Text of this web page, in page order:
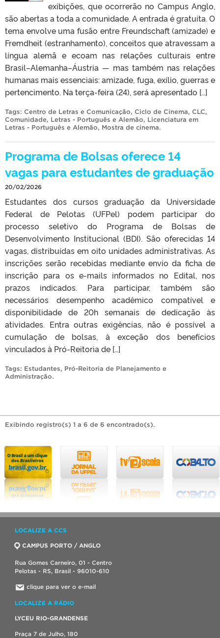
exibições, que ocorrerão no Campus Anglo,
são abertas a toda a comunidade. A entrada é gratuita. O
tema envolve uma fusão entre Freundschaft (amizade) e
Fremdheit (estranhamento), conceitos que atravessam a
língua alemã e ecoam nas relações culturais entre
Brasil–Alemanha–Áustria — mas também nas relações
humanas mais essenciais: amizade, fuga, exílio, guerras e
pertencimento. Na terça-feira (24), será apresentado […]
Tags: Centro de Letras e Comunicação, Ciclo de Cinema, CLC,
Comunidade, Letras - Português e Alemão, Licenciatura em
Letras - Português e Alemão, Mostra de cinema.
Programa de Bolsas oferece 14
vagas para estudantes de graduação
20/02/2026
Estudantes dos cursos graduação da Universidade
Federal de Pelotas (UFPel) podem participar do
processo seletivo do Programa de Bolsas de
Desenvolvimento Institucional (BDI). São oferecidas 14
vagas, distribuídas em oito unidades administrativas. As
inscrições serão recebidas mediante envio da ficha de
inscrição para os e-mails informados no Edital, nos
prazos indicados. Para participar, também são
necessários desempenho acadêmico compatível e
disponibilidade de 20h semanais de dedicação às
atividades. Entra outras exigências, não é possível a
cumulação de bolsas, à exceção dos benefícios
vinculados à Pró-Reitoria de […]
Tags: Estudantes, Pró-Reitoria de Planejamento e
Administração.
Exibindo registro(s) 1 a 6 de 6 encontrado(s).
LOCALIZE A CCS
CAMPUS PORTO / ANGLO
Rua Gomes Carneiro, 01 - Centro
Pelotas - RS, Brasil - 96010-610
clique para ver o e-mail
LOCALIZE A RÁDIO
LYCEU RIO-GRANDENSE
Praça 7 de Julho, 180